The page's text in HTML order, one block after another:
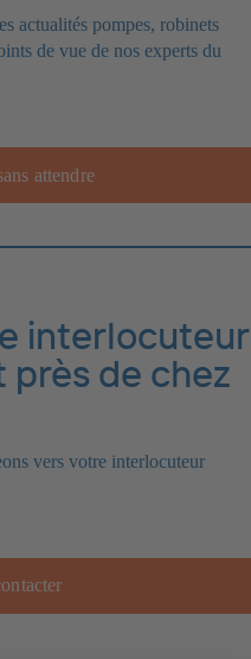
actualités pompes, robinets
de vue de nos experts du
attendre
interlocuteur
près de chez
vers votre interlocuteur